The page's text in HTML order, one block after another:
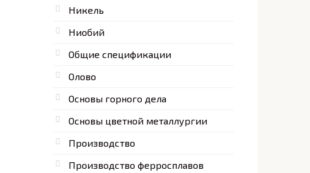
Никель
Ниобий
Общие спецификации
Олово
Основы горного дела
Основы цветной металлургии
Производство
Производство ферросплавов